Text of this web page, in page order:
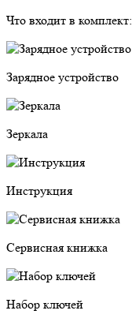
Что входит в комплект:
Зарядное устройство
Зеркала
Инструкция
Сервисная книжка
Набор ключей